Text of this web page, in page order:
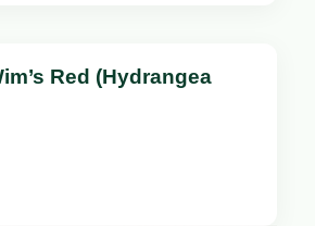
Red (Hydrangea